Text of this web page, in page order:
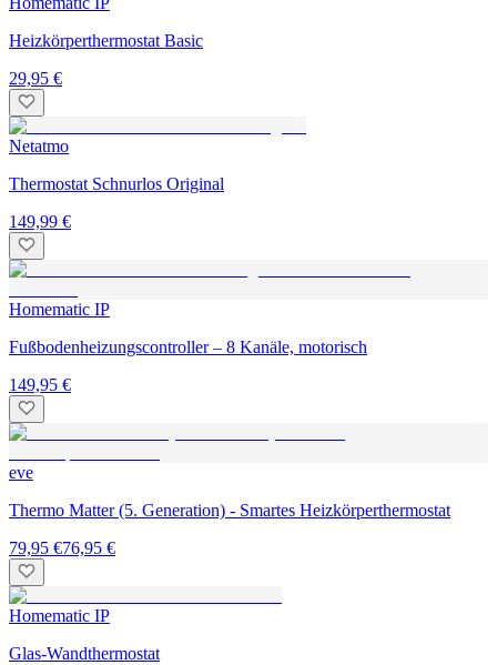
Heizkörperthermostat Basic
29,95 €
Netatmo
Thermostat Schnurlos Original
149,99 €
Homematic IP
Fußbodenheizungscontroller – 8 Kanäle, motorisch
149,95 €
eve
Thermo Matter (5. Generation) - Smartes Heizkörperthermostat
79,95 €76,95 €
Homematic IP
Glas-Wandthermostat